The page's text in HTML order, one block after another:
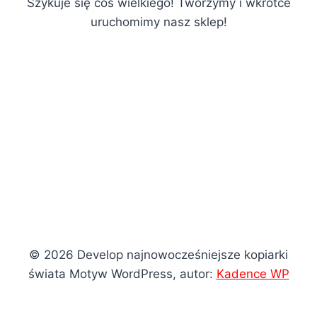
uruchomimy nasz sklep!
© 2026 Develop najnowocześniejsze kopiarki
świata Motyw WordPress, autor: Kadence WP